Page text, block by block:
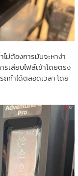
ม่ต้องการมันจะหาง่า
รเสียบไฟล์เข้าโดยตรง
ถทำได้ตลอดเวลา โดย